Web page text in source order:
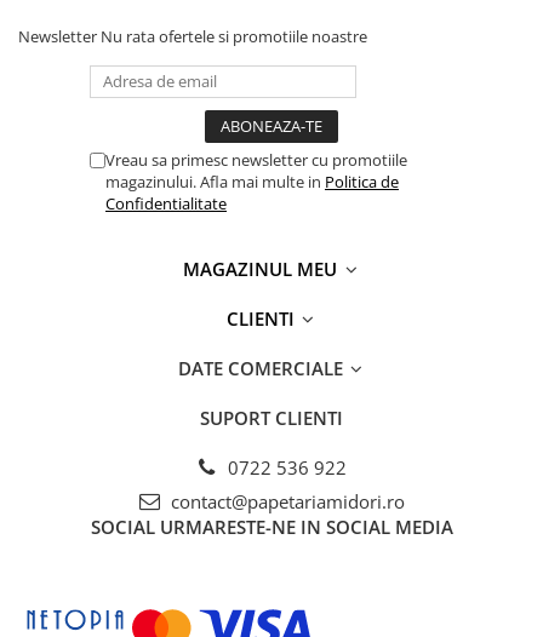
Laminatoare si folii
Calculatoare de birou
Capsatoare si capse
Foarfeci si cuttere
Intretinere si curatenie
Rechizite si articole scolare
Caiete si blocuri de desen
Ascutitori si radiere
Newsletter Nu rata ofertele si promotiile noastre
Vreau sa primesc newsletter cu promotiile
magazinului. Afla mai multe in Politica de
Confidentialitate
MAGAZINUL MEU
CLIENTI
DATE COMERCIALE
SUPORT CLIENTI
0722 536 922
contact@papetariamidori.ro
SOCIAL URMARESTE-NE IN SOCIAL MEDIA